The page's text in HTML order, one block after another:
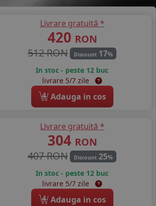
Livrare gratuită *
420 RON
512 RON
Discount 17%
In stoc - peste 12 buc
livrare 5/7 zile
4 Adauga in cos
Livrare gratuită *
304 RON
407 RON
Discount 25%
In stoc - peste 12 buc
livrare 5/7 zile
4 Adauga in cos